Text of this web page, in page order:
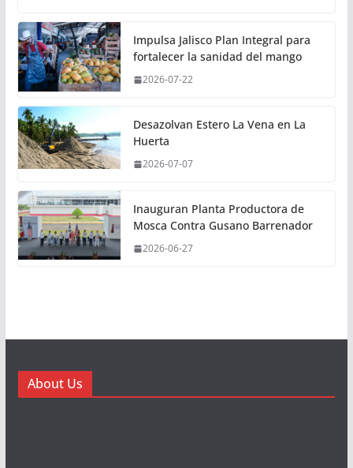
Impulsa Jalisco Plan Integral para
fortalecer la sanidad del mango
2026-07-22
Desazolvan Estero La Vena en La
Huerta
2026-07-07
Inauguran Planta Productora de
Mosca Contra Gusano Barrenador
2026-06-27
About Us